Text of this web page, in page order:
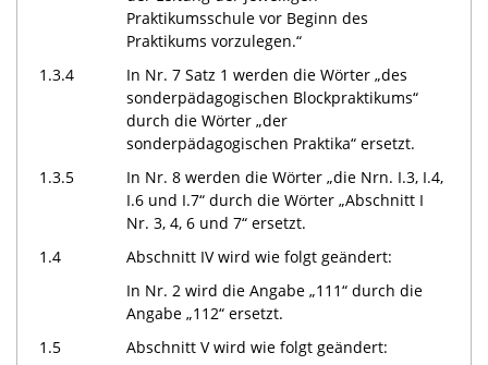
Praktikumsschule vor Beginn des
Praktikums vorzulegen.“
1.3.4
In Nr. 7 Satz 1 werden die Wörter „des
sonderpädagogischen Blockpraktikums“
durch die Wörter „der
sonderpädagogischen Praktika“ ersetzt.
1.3.5
In Nr. 8 werden die Wörter „die Nrn. I.3, I.4,
I.6 und I.7“ durch die Wörter „Abschnitt I
Nr. 3, 4, 6 und 7“ ersetzt.
1.4
Abschnitt IV wird wie folgt geändert:
In Nr. 2 wird die Angabe „111“ durch die
Angabe „112“ ersetzt.
1.5
Abschnitt V wird wie folgt geändert: